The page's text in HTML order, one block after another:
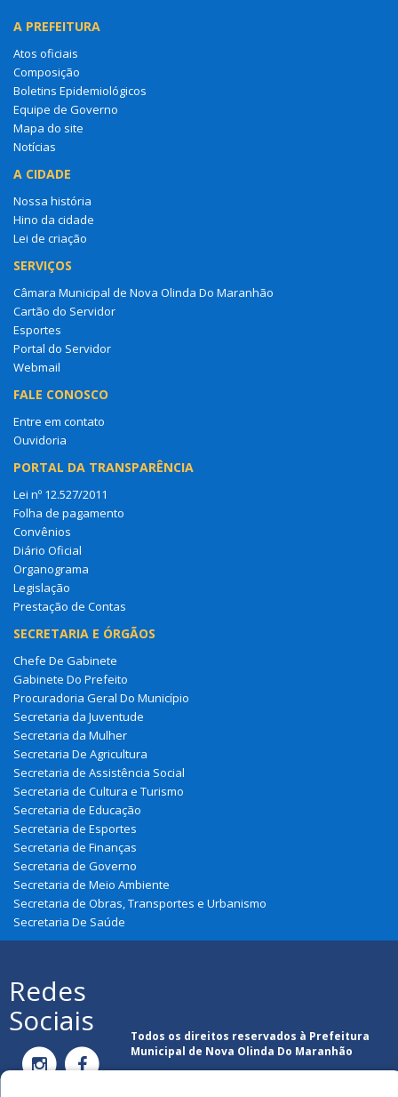
A PREFEITURA
Atos oficiais
Composição
Boletins Epidemiológicos
Equipe de Governo
Mapa do site
Notícias
A CIDADE
Nossa história
Hino da cidade
Lei de criação
SERVIÇOS
Câmara Municipal de Nova Olinda Do Maranhão
Cartão do Servidor
Esportes
Portal do Servidor
Webmail
FALE CONOSCO
Entre em contato
Ouvidoria
PORTAL DA TRANSPARÊNCIA
Lei nº 12.527/2011
Folha de pagamento
Convênios
Diário Oficial
Organograma
Legislação
Prestação de Contas
SECRETARIA E ÓRGÃOS
Chefe De Gabinete
Gabinete Do Prefeito
Procuradoria Geral Do Município
Secretaria da Juventude
Secretaria da Mulher
Secretaria De Agricultura
Secretaria de Assistência Social
Secretaria de Cultura e Turismo
Secretaria de Educação
Secretaria de Esportes
Secretaria de Finanças
Secretaria de Governo
Secretaria de Meio Ambiente
Secretaria de Obras, Transportes e Urbanismo
Secretaria De Saúde
Redes
Sociais
Todos os direitos reservados à Prefeitura
Municipal de Nova Olinda Do Maranhão